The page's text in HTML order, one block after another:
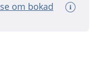
om bokad